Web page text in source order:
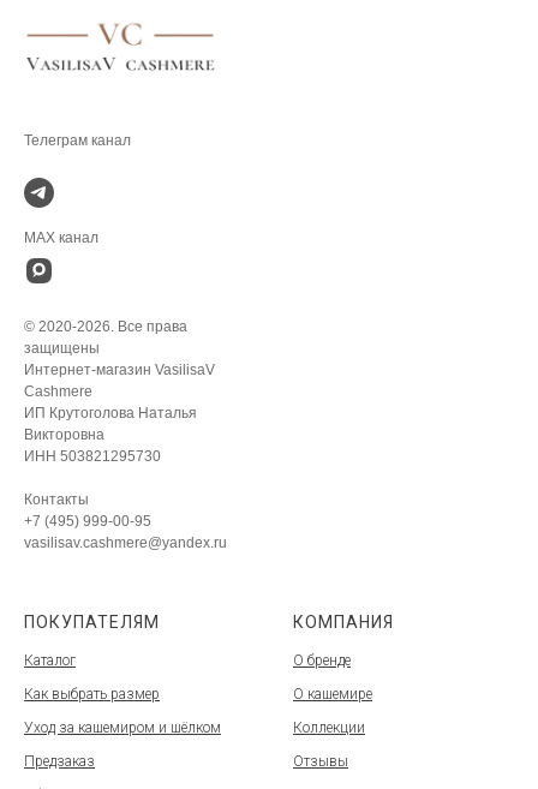
MAX канал
© 2020-2026. Все права
защищены
Интернет-магазин VasilisaV
Cashmere
ИП Крутоголова Наталья
Викторовна
ИНН 503821295730
Контакты
+7 (495) 999-00-95
vasilisav.cashmere@yandex.ru
ПОКУПАТЕЛЯМ
Каталог
Как выбрать размер
Уход за кашемиром и шёлком
Предзаказ
КОМПАНИЯ
О бренде
О кашемире
Коллекции
Отзывы